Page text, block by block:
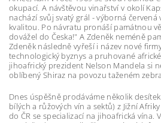
okupací. A návštěvou vinařství v okolí
nachází svůj svatý grál - výborná
kvalitou. Po návratu pronáší památnou
dovážel do Česka!" A Zdeněk neméně
Zdeněk následně vyřeší i název nové
technologický byznys a pruhované
jihoafrický prezident Nelson Mandela si
oblíbený Shiraz na povozu
Dnes úspěšně prodáváme několik
bílých a růžových vín a sektů) z Jižní
do ČR se specializací na jihoafrická vína.